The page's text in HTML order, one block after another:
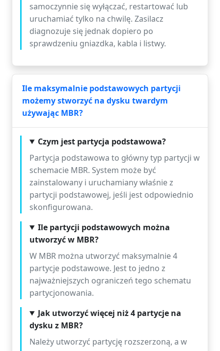
samoczynnie się wyłączać, restartować lub
uruchamiać tylko na chwilę. Zasilacz
diagnozuje się jednak dopiero po
sprawdzeniu gniazdka, kabla i listwy.
Ile maksymalnie podstawowych partycji
możemy stworzyć na dysku twardym
używając MBR?
Czym jest partycja podstawowa?
Partycja podstawowa to główny typ partycji w
schemacie MBR. System może być
zainstalowany i uruchamiany właśnie z
partycji podstawowej, jeśli jest odpowiednio
skonfigurowana.
Ile partycji podstawowych można
utworzyć w MBR?
W MBR można utworzyć maksymalnie 4
partycje podstawowe. Jest to jedno z
najważniejszych ograniczeń tego schematu
partycjonowania.
Jak utworzyć więcej niż 4 partycje na
dysku z MBR?
Należy utworzyć partycję rozszerzoną, a w